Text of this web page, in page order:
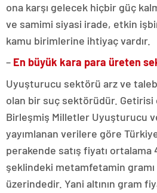
ona karşı gelecek hiçbir güç
ve samimi siyasi irade, etkin
kamu birimlerine ihtiyaç vardır.
– En büyük kara para üreten
Uyuşturucu sektörü arz ve
olan bir suç sektörüdür. Getirisi
Birleşmiş Milletler Uyuşturucu
yayımlanan verilere göre
perakende satış fiyatı ortalama
şeklindeki metamfetamin gramı
üzerindedir. Yani altının gram